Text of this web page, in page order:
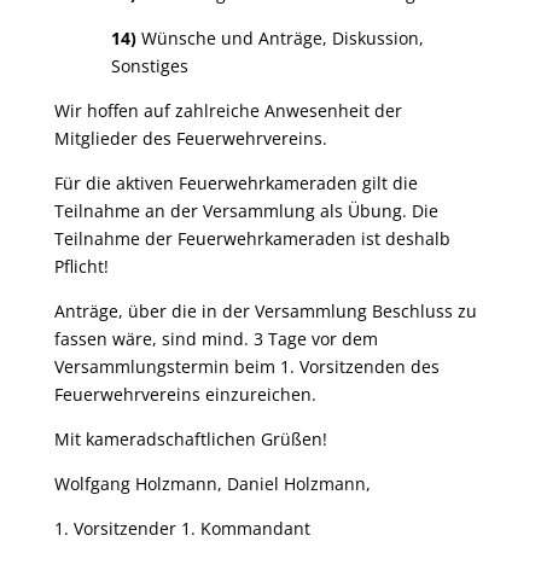
14)Wünsche und Anträge, Diskussion,
Sonstiges
Wir hoffen auf zahlreiche Anwesenheit der
Mitglieder des Feuerwehrvereins.
Für die aktiven Feuerwehrkameraden gilt die
Teilnahme an der Versammlung als Übung. Die
Teilnahme der Feuerwehrkameraden ist deshalb
Pflicht!
Anträge, über die in der Versammlung Beschluss zu
fassen wäre, sind mind. 3 Tage vor dem
Versammlungstermin beim 1. Vorsitzenden des
Feuerwehrvereins einzureichen.
Mit kameradschaftlichen Grüßen!
Wolfgang Holzmann, Daniel Holzmann,
1. Vorsitzender 1. Kommandant